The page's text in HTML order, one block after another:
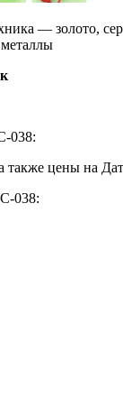
— золото,
038:
также цены на
038: